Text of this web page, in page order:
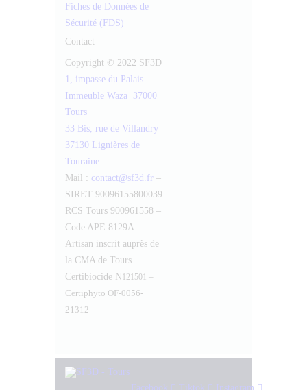
Fiches de Données de
Sécurité (FDS)
Contact
Copyright © 2022 SF3D
1, impasse du Palais
Immeuble Waza 37000
Tours
33 Bis, rue de Villandry
37130 Lignières de
Touraine
Mail : contact@sf3d.fr –
SIRET 90096155800039
RCS Tours 900961558 –
Code APE 8129A –
Artisan inscrit auprès de
la CMA de Tours
Certibiocide N 121501 –
Certiphyto OF-0056-
21312
Facebook Tiktok Instagram